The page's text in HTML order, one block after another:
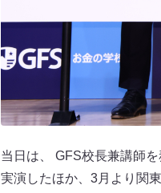
当日は、 GFS校長兼講師
実演したほか、3月より関